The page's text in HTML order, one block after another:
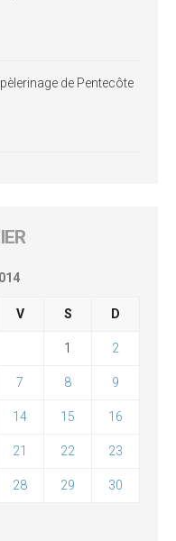
de Pentecôte
V S D
1 2
7 8 9
14 15 16
21 22 23
28 29 30